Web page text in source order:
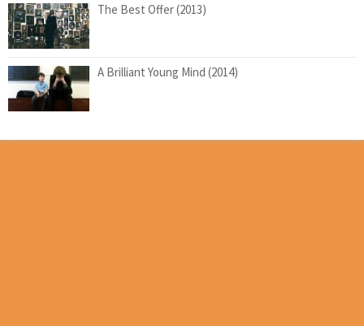
The Best Offer (2013)
A Brilliant Young Mind (2014)